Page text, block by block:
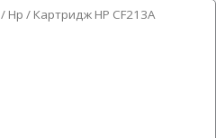
/ Hp / Картридж HP CF213A